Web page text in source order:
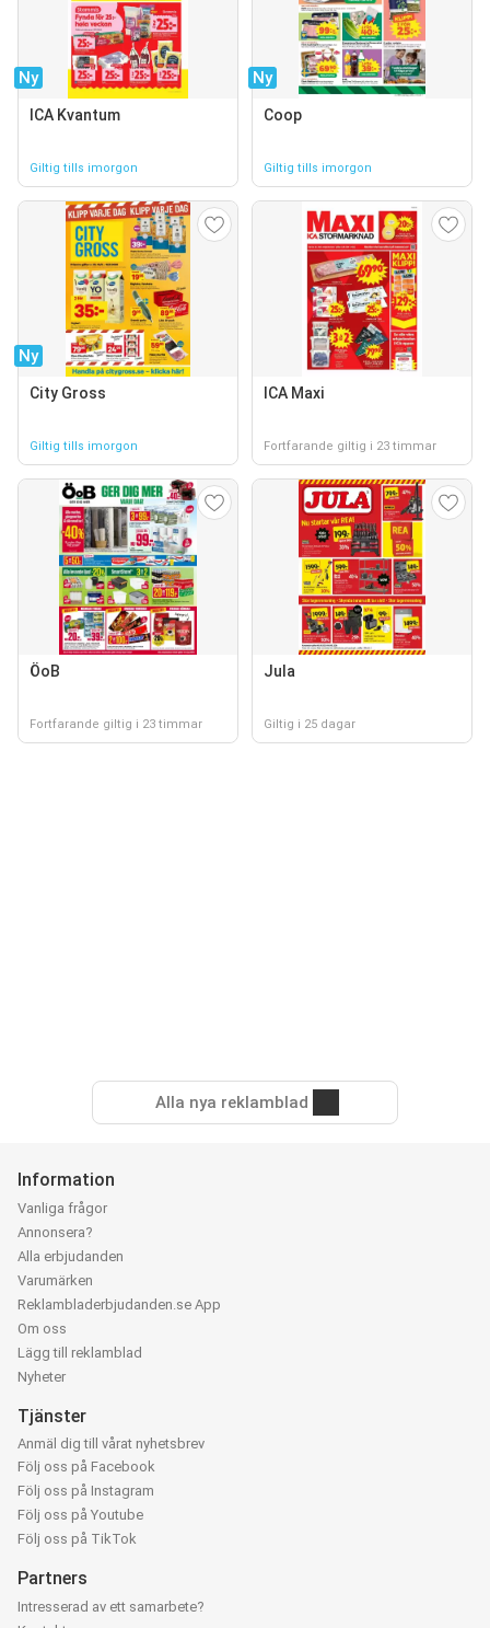
Ny
ICA Kvantum
Giltig tills imorgon
Ny
Coop
Giltig tills imorgon
Ny
City Gross
Giltig tills imorgon
ICA Maxi
Fortfarande giltig i 23 timmar
ÖoB
Fortfarande giltig i 23 timmar
Jula
Giltig i 25 dagar
Alla nya reklamblad
Information
Vanliga frågor
Annonsera?
Alla erbjudanden
Varumärken
Reklambladerbjudanden.se App
Om oss
Lägg till reklamblad
Nyheter
Tjänster
Anmäl dig till vårat nyhetsbrev
Följ oss på Facebook
Följ oss på Instagram
Följ oss på Youtube
Följ oss på TikTok
Partners
Intresserad av ett samarbete?